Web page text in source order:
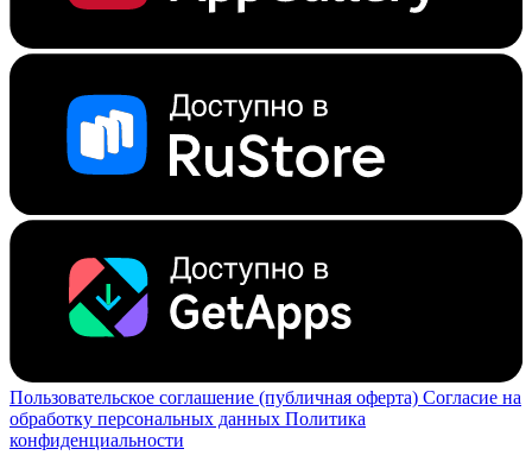
Пользовательское соглашение (публичная оферта) Согласие на
обработку персональных данных Политика
конфиденциальности